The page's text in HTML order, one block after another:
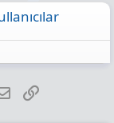
E-posta